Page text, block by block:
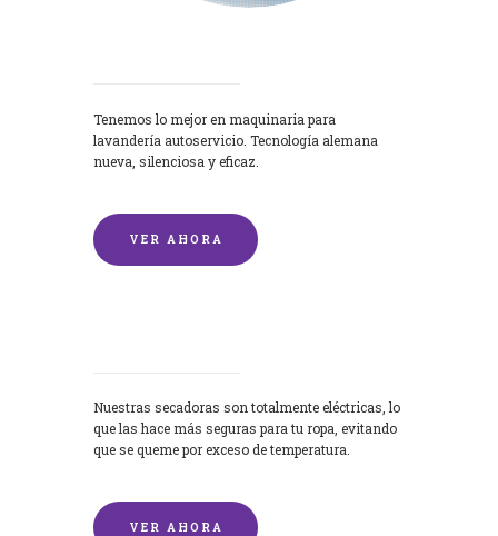
Tenemos lo mejor en maquinaria para
lavandería autoservicio. Tecnología alemana
nueva, silenciosa y eficaz.
VER AHORA
Nuestras secadoras son totalmente eléctricas, lo
que las hace más seguras para tu ropa, evitando
que se queme por exceso de temperatura.
VER AHORA